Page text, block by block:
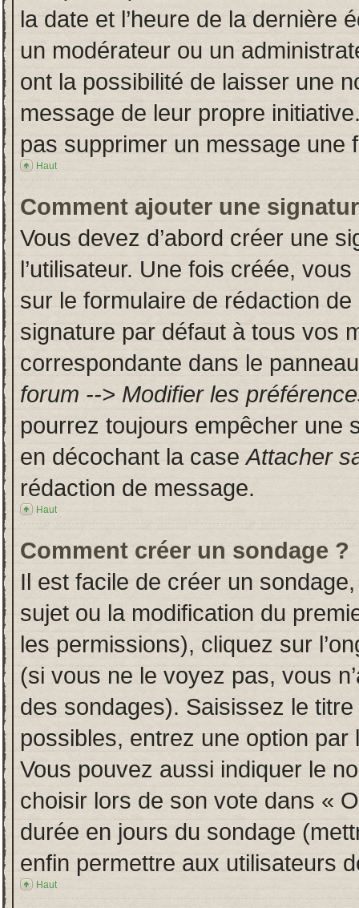
la date et l’heure de la dernière
un modérateur ou un
ont la possibilité de laisser une
message de leur propre
pas supprimer un message une
Haut
Comment ajouter une
Vous devez d’abord créer une
l’utilisateur. Une fois créée,
sur le formulaire de rédaction
signature par défaut à tous vos
correspondante dans le
forum --> Modifier les
pourrez toujours empêcher une
en décochant la caseAttacher
rédaction de message.
Haut
Comment créer un sondage ?
Il est facile de créer un
sujet ou la modification du
les permissions), cliquez sur
(si vous ne le voyez pas, vous
des sondages). Saisissez le
possibles, entrez une option
Vous pouvez aussi indiquer le
choisir lors de son vote dans «
durée en jours du sondage
enfin permettre aux utilisateurs
Haut